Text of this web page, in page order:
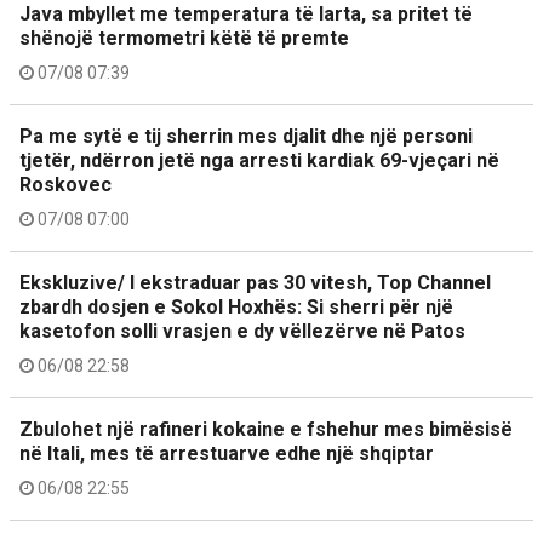
Java mbyllet me temperatura të larta, sa pritet të
shënojë termometri këtë të premte
07/08 07:39
Pa me sytë e tij sherrin mes djalit dhe një personi
tjetër, ndërron jetë nga arresti kardiak 69-vjeçari në
Roskovec
07/08 07:00
Ekskluzive/ I ekstraduar pas 30 vitesh, Top Channel
zbardh dosjen e Sokol Hoxhës: Si sherri për një
kasetofon solli vrasjen e dy vëllezërve në Patos
06/08 22:58
Zbulohet një rafineri kokaine e fshehur mes bimësisë
në Itali, mes të arrestuarve edhe një shqiptar
06/08 22:55